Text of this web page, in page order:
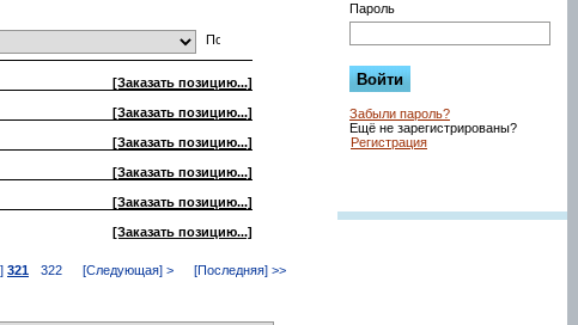
[Заказать позицию...]
[Заказать позицию...]
[Заказать позицию...]
[Заказать позицию...]
[Заказать позицию...]
[Заказать позицию...]
321 322 [Следующая] > [Последняя] >>
Пароль
Забыли пароль?
Ещё не зарегистрированы?
Регистрация